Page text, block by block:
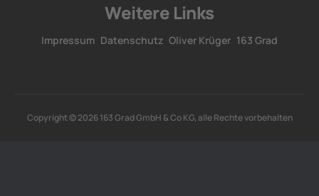
Weitere Links
Impressum Datenschutz Oliver Krüger 163 Grad
Copyright © 2026 163 Grad GmbH & Co KG, alle Rechte vorbehalten